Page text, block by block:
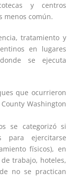
y centros
menos común.
tratamiento y
en lugares
se ejecuta
que ocurrieron
Washington
se categorizó si
para ejercitarse
físicos), en
trabajo, hoteles,
no se practican